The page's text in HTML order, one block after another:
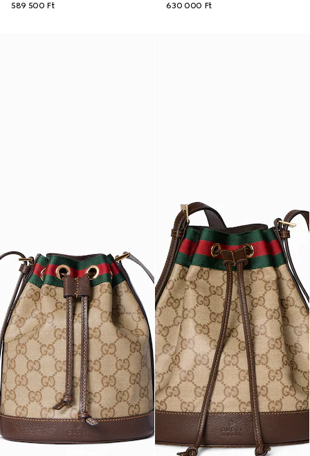
589 500 Ft
630 000 Ft